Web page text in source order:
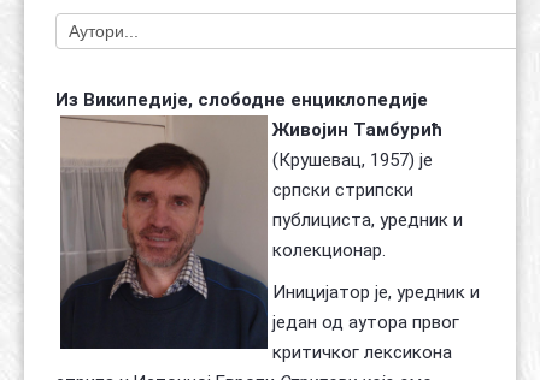
Из Википедије, слободне енциклопедије
Живојин Тамбурић
(Крушевац, 1957) је
српски стрипски
публициста, уредник и
колекционар.
Иницијатор је, уредник и
један од аутора првог
критичког лексикона